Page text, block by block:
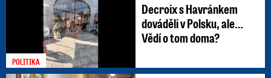
POLITIKA
Decroix s Havránkem
dováděli v Polsku, ale…
Vědí o tom doma?